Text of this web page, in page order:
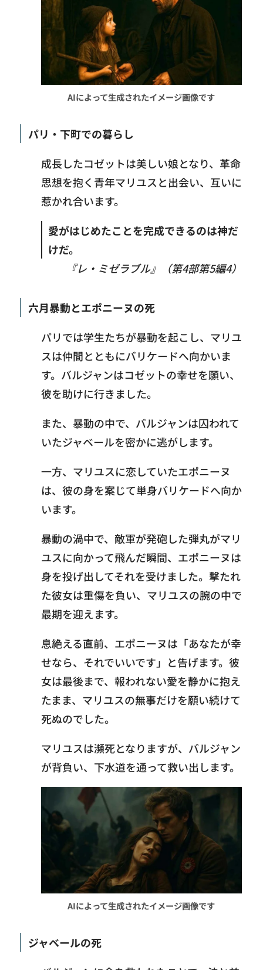
AIによって生成されたイメージ画像です
パリ・下町での暮らし
成長したコゼットは美しい娘となり、革命
思想を抱く青年マリユスと出会い、互いに
惹かれ合います。
愛がはじめたことを完成できるのは神だ
けだ。
『レ・ミゼラブル』（第4部第5編4）
六月暴動とエポニーヌの死
パリでは学生たちが暴動を起こし、マリユ
スは仲間とともにバリケードへ向かいま
す。バルジャンはコゼットの幸せを願い、
彼を助けに行きました。
また、暴動の中で、バルジャンは囚われて
いたジャベールを密かに逃がします。
一方、マリユスに恋していたエポニーヌ
は、彼の身を案じて単身バリケードへ向か
います。
暴動の渦中で、敵軍が発砲した弾丸がマリ
ユスに向かって飛んだ瞬間、エポニーヌは
身を投げ出してそれを受けました。撃たれ
た彼女は重傷を負い、マリユスの腕の中で
最期を迎えます。
息絶える直前、エポニーヌは「あなたが幸
せなら、それでいいです」と告げます。彼
女は最後まで、報われない愛を静かに抱え
たまま、マリユスの無事だけを願い続けて
死ぬのでした。
マリユスは瀕死となりますが、バルジャン
が背負い、下水道を通って救い出します。
AIによって生成されたイメージ画像です
ジャベールの死